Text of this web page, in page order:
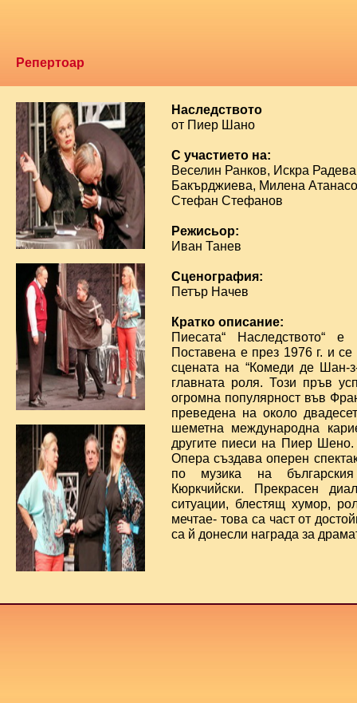
Репертоар
Наследството
от Пиер Шано
С участието на:
Веселин Ранков, Искра
Бакърджиева, Милена
Стефан Стефанов
Режисьор:
Иван Танев
Сценография:
Петър Начев
Кратко описание:
Пиесата“ Наследството“
Поставена е през 1976 г. и
сцената на “Комеди де Шан-
главната роля. Този пръв
огромна популярност във
преведена на около
шеметна международна
другите пиеси на Пиер
Опера създава оперен
по музика на
Кюркчийски. Прекрасен
ситуации, блестящ хумор,
мечтае- това са част от
са й донесли награда за